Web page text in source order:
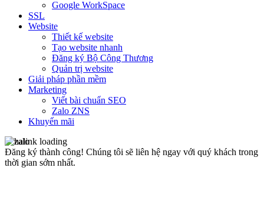
Google WorkSpace
SSL
Website
Thiết kế website
Tạo website nhanh
Đăng ký Bộ Công Thương
Quản trị website
Giải pháp phần mềm
Marketing
Viết bài chuẩn SEO
Zalo ZNS
Khuyến mãi
Đăng ký thành công! Chúng tôi sẽ liên hệ ngay với quý khách trong
thời gian sớm nhất.